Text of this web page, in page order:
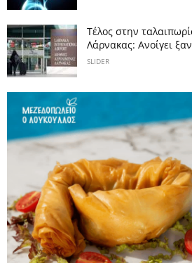
Tέλος στην
Λάρνακας: Ανοίγει
SLIDER